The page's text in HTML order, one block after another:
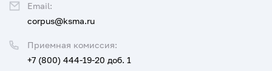
Приемная комиссия:
+7 (800) 444-19-20 доб. 1
Email:
corpus@ksma.ru